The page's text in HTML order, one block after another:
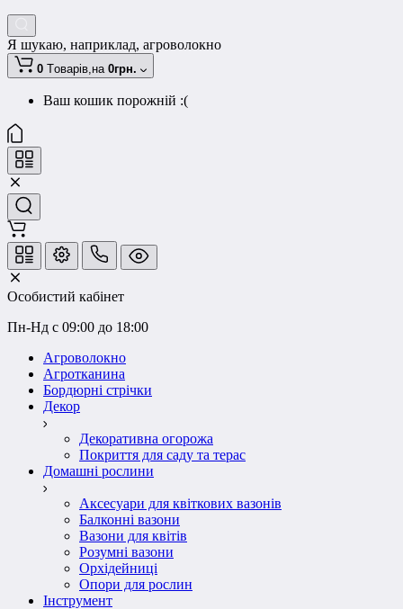
Я шукаю, наприклад, агроволокно
0 Tоварів,на 0грн.
Ваш кошик порожній :(
Особистий кабінет
Пн-Нд с 09:00 до 18:00
Агроволокно
Агротканина
Бордюрні стрічки
Декор
Декоративна огорожа
Покриття для саду та терас
Домашні рослини
Аксесуари для квіткових вазонів
Балконні вазони
Вазони для квітів
Розумні вазони
Орхідейниці
Опори для рослин
Інструмент